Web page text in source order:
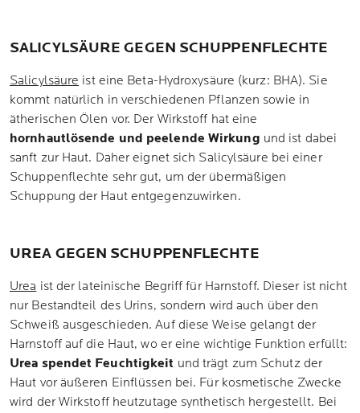
SALICYLSÄURE GEGEN SCHUPPENFLECHTE
Salicylsäure ist eine Beta-Hydroxysäure (kurz: BHA). Sie
kommt natürlich in verschiedenen Pflanzen sowie in
ätherischen Ölen vor. Der Wirkstoff hat eine
hornhautlösende und peelende Wirkung und ist dabei
sanft zur Haut. Daher eignet sich Salicylsäure bei einer
Schuppenflechte sehr gut, um der übermäßigen
Schuppung der Haut entgegenzuwirken.
UREA GEGEN SCHUPPENFLECHTE
Urea ist der lateinische Begriff für Harnstoff. Dieser ist nicht
nur Bestandteil des Urins, sondern wird auch über den
Schweiß ausgeschieden. Auf diese Weise gelangt der
Harnstoff auf die Haut, wo er eine wichtige Funktion erfüllt:
Urea spendet Feuchtigkeit und trägt zum Schutz der
Haut vor äußeren Einflüssen bei. Für kosmetische Zwecke
wird der Wirkstoff heutzutage synthetisch hergestellt. Bei